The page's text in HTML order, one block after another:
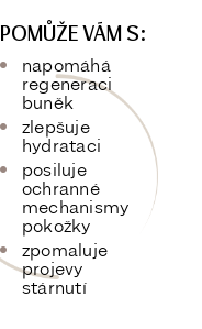
POMŮŽE VÁM S:
napomáhá
regeneraci
buněk
zlepšuje
hydrataci
posiluje
ochranné
mechanismy
pokožky
zpomaluje
projevy
stárnutí